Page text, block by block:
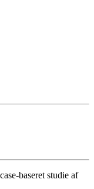
baseret studie af